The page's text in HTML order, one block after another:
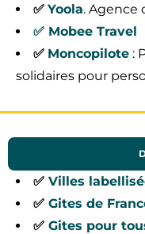
✅ Yoola. Agence
✅ Mobee Travel
✅ Moncopilote :
solidaires pour
✅ Villes
✅ Gites de
✅ Gites pour